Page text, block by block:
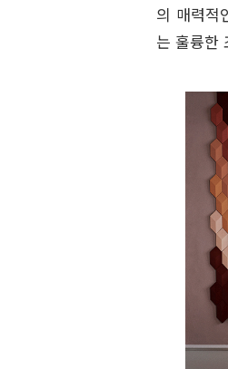
의 매력적
는 훌륭한